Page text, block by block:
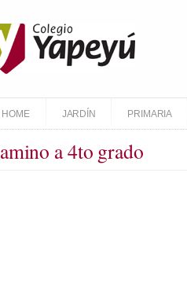
HOME JARDÍN PRIMARIA
a 4to grado